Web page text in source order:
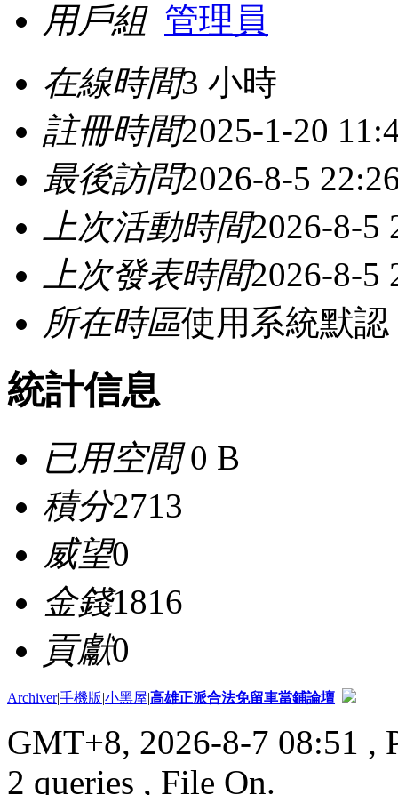
用戶組 管理員
在線時間3 小時
註冊時間2025-1-20
最後訪問2026-8-5
上次活動時間2026-8-5
上次發表時間2026-8-5
所在時區使用系統默認
統計信息
已用空間0 B
積分2713
威望0
金錢1816
貢獻0
Archiver|手機版|小黑屋|高雄正派合法免留車當鋪論壇
GMT+8, 2026-8-7 08:51 ,
2 queries , File On.